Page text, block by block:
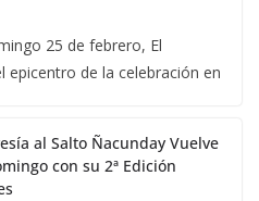
25 de febrero, El
epicentro de la celebración en
al Salto Ñacunday Vuelve
con su 2ª Edición